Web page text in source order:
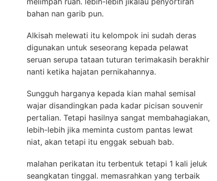
bahan nan garib pun.
Alkisah melewati itu kelompok ini sudah deras
digunakan untuk seseorang kepada pelawat
seruan serupa tataan tuturan terimakasih berakhir
nanti ketika hajatan pernikahannya.
Sungguh harganya kepada kian mahal semisal
wajar disandingkan pada kadar picisan souvenir
pertalian. Tetapi hasilnya sangat membahagiakan,
lebih-lebih jika meminta custom pantas lewat
niat, akan tetapi itu enggak sebuah bab.
malahan perikatan itu terbentuk tetapi 1 kali jeluk
seangkatan tinggal. memasrahkan yang terbaik